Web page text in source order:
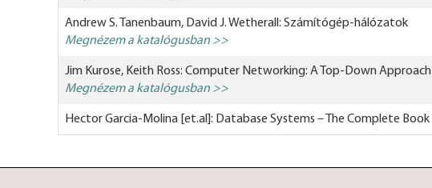
Andrew S. Tanenbaum, David J. Wetherall: Számítógép-hálózatok
Megnézem a katalógusban >>
Jim Kurose, Keith Ross: Computer Networking: A Top-Down Approach
Megnézem a katalógusban >>
Hector Garcia-Molina [et.al]: Database Systems – The Complete Book